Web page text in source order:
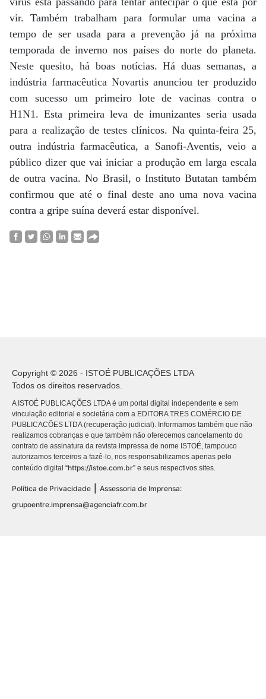
vir. Também trabalham para formular uma vacina a
tempo de ser usada para a prevenção já na próxima
temporada de inverno nos países do norte do planeta.
Neste quesito, há boas notícias. Há duas semanas, a
indústria farmacêutica Novartis anunciou ter produzido
com sucesso um primeiro lote de vacinas contra o
H1N1. Esta primeira leva de imunizantes seria usada
para a realização de testes clínicos. Na quinta-feira 25,
outra indústria farmacêutica, a Sanofi-Aventis, veio a
público dizer que vai iniciar a produção em larga escala
de outra vacina. No Brasil, o Instituto Butatan também
confirmou que até o final deste ano uma nova vacina
contra a gripe suína deverá estar disponível.
Copyright © 2026 - ISTOÉ PUBLICAÇÕES LTDA
Todos os direitos reservados.
A ISTOÉ PUBLICAÇÕES LTDA é um portal digital independente e sem
vinculação editorial e societária com a EDITORA TRES COMÉRCIO DE
PUBLICACÕES LTDA (recuperação judicial). Informamos também que não
realizamos cobranças e que também não oferecemos cancelamento do
contrato de assinatura da revista impressa de nome ISTOÉ, tampouco
autorizamos terceiros a fazê-lo, nos responsabilizamos apenas pelo
conteúdo digital “https://istoe.com.br” e seus respectivos sites.
Política de Privacidade
Assessoria de Imprensa:
grupoentre.imprensa@agenciafr.com.br